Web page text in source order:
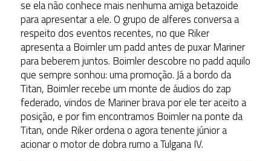
se ela não conhece mais nenhuma amiga betazoide
para apresentar a ele. O grupo de alferes conversa a
respeito dos eventos recentes, no que Riker
apresenta a Boimler um padd antes de puxar Mariner
para beberem juntos. Boimler descobre no padd aquilo
que sempre sonhou: uma promoção. Já a bordo da
Titan, Boimler recebe um monte de áudios do zap
federado, vindos de Mariner brava por ele ter aceito a
posição, e por fim encontramos Boimler na ponte da
Titan, onde Riker ordena o agora tenente júnior a
acionar o motor de dobra rumo a Tulgana IV.